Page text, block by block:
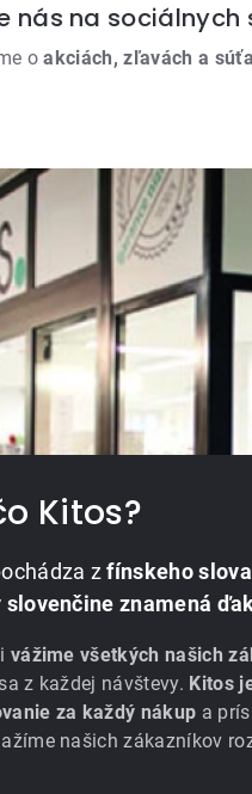
nás na sociálnych
oakciách, zľavách a
Kitos?
zfínskeho
slovenčine znamená
vážime všetkých našich
z každej návštevy. Kitos
za každý nákup a
našich zákazníkov